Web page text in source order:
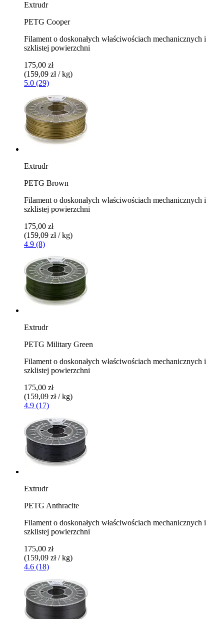
Extrudr
PETG Cooper
Filament o doskonałych właściwościach mechanicznych i
szklistej powierzchni
175,00 zł
(159,09 zł / kg)
5.0 (29)
Extrudr
PETG Brown
Filament o doskonałych właściwościach mechanicznych i
szklistej powierzchni
175,00 zł
(159,09 zł / kg)
4.9 (8)
Extrudr
PETG Military Green
Filament o doskonałych właściwościach mechanicznych i
szklistej powierzchni
175,00 zł
(159,09 zł / kg)
4.9 (17)
Extrudr
PETG Anthracite
Filament o doskonałych właściwościach mechanicznych i
szklistej powierzchni
175,00 zł
(159,09 zł / kg)
4.6 (18)